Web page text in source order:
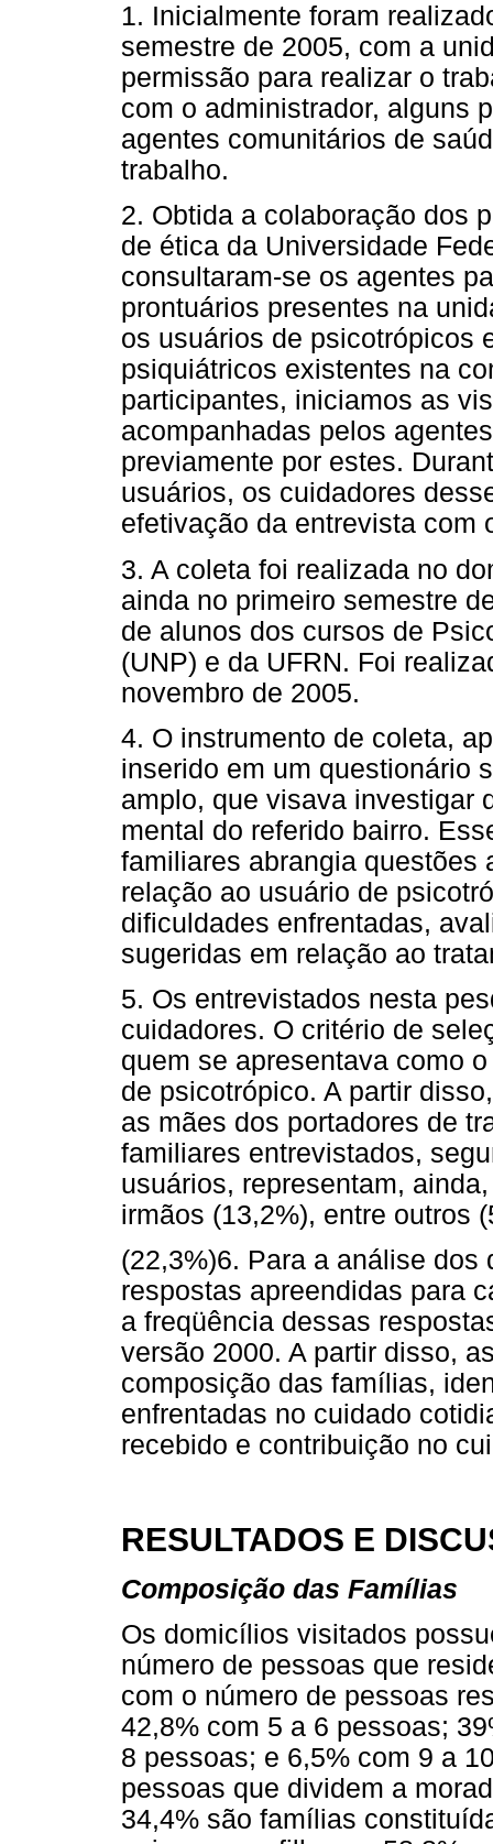
1. Inicialmente foram
semestre de 2005, com a
permissão para realizar o
com o administrador, alguns
agentes comunitários de
trabalho.
2. Obtida a colaboração dos
de ética da Universidade
consultaram-se os agentes
prontuários presentes na
os usuários de psicotrópicos
psiquiátricos existentes na
participantes, iniciamos as
acompanhadas pelos
previamente por estes.
usuários, os cuidadores
efetivação da entrevista com
3. A coleta foi realizada no
ainda no primeiro semestre
de alunos dos cursos de
(UNP) e da UFRN. Foi
novembro de 2005.
4. O instrumento de coleta,
inserido em um questionário
amplo, que visava investigar
mental do referido bairro.
familiares abrangia questões
relação ao usuário de
dificuldades enfrentadas,
sugeridas em relação ao
5. Os entrevistados nesta
cuidadores. O critério de
quem se apresentava como
de psicotrópico. A partir
as mães dos portadores de
familiares entrevistados,
usuários, representam,
irmãos (13,2%), entre outros
(22,3%)6. Para a análise
respostas apreendidas para
a freqüência dessas
versão 2000. A partir disso,
composição das famílias,
enfrentadas no cuidado
recebido e contribuição no
RESULTADOS E
Composição das Famílias
Os domicílios visitados
número de pessoas que
com o número de pessoas
42,8% com 5 a 6 pessoas;
8 pessoas; e 6,5% com 9 a
pessoas que dividem a
34,4% são famílias